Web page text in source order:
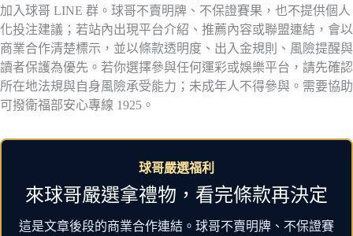
加入球哥 LINE 群。球哥不賣明牌、不保證賽果，也不提供個人
化投注建議；若站內出現平台介紹、推薦內容或聯盟連結，會以
商業合作清楚標示，並以條款透明度、出入金規則、風險提醒與
讀者保護為優先。若你選擇參與任何運彩或娛樂平台，請先確認
所在地法規與自身風險承受能力；未成年人不得參與。需要協助
可撥衛福部安心專線 1925。
球哥嚴選福利
來球哥嚴選拿禮物，看完條款再決定
這是文章後段的商業合作連結。球哥不賣明牌、不保證賽